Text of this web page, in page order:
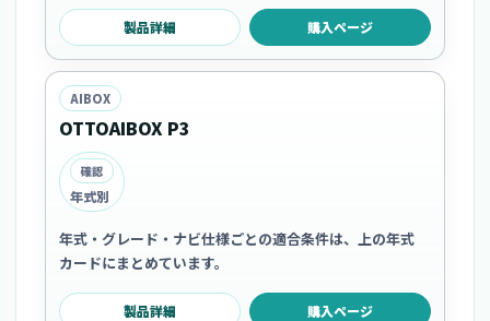
製品詳細 購入ページ
AIBOX
OTTOAIBOX P3
確認
年式別
年式・グレード・ナビ仕様ごとの適合条件は、上の年式
カードにまとめています。
製品詳細 購入ページ